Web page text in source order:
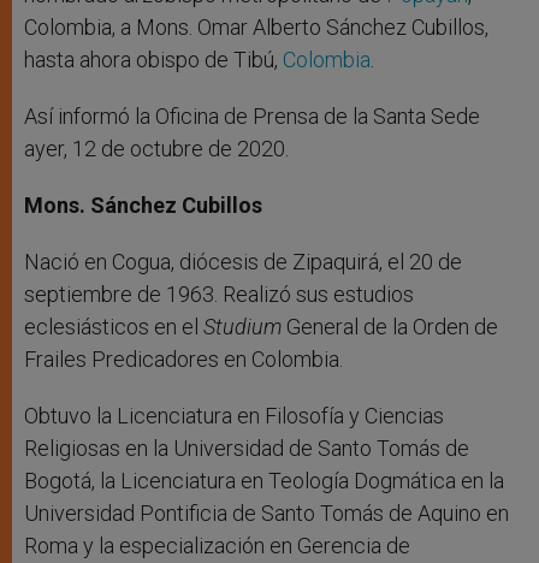
Colombia, a Mons. Omar Alberto Sánchez Cubillos,
hasta ahora obispo de Tibú, Colombia
Así informó la Oficina de Prensa de la Santa Sede
ayer, 12 de octubre de 2020.
Mons. Sánchez Cubillos
Nació en Cogua, diócesis de Zipaquirá, el 20 de
septiembre de 1963. Realizó sus estudios
eclesiásticos en el Studium General de la Orden de
Frailes Predicadores en Colombia.
Obtuvo la Licenciatura en Filosofía y Ciencias
Religiosas en la Universidad de Santo Tomás de
Bogotá, la Licenciatura en Teología Dogmática en la
Universidad Pontificia de Santo Tomás de Aquino en
Roma y la especialización en Gerencia de